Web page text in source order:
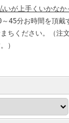
いが上手くいかなか
45分お時間を頂戴
ちください。（注
）